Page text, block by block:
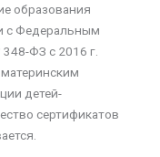
образования
с Федеральным
ФЗ с 2016 г.
детей-
сертификатов